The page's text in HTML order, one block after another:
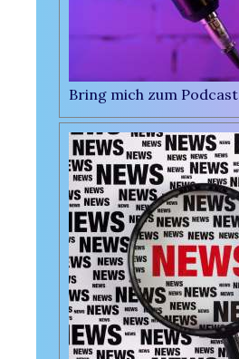
Bring mich zum Podcast